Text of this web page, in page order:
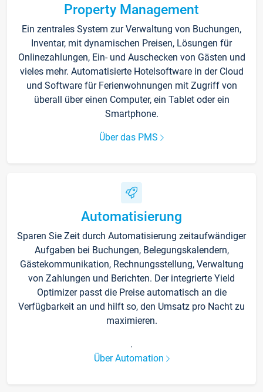
Property Management
Ein zentrales System zur Verwaltung von Buchungen,
Inventar, mit dynamischen Preisen, Lösungen für
Onlinezahlungen, Ein- und Auschecken von Gästen und
vieles mehr. Automatisierte Hotelsoftware in der Cloud
und Software für Ferienwohnungen mit Zugriff von
überall über einen Computer, ein Tablet oder ein
Smartphone.
Über das PMS
Automatisierung
Sparen Sie Zeit durch Automatisierung zeitaufwändiger
Aufgaben bei Buchungen, Belegungskalendern,
Gästekommunikation, Rechnungsstellung, Verwaltung
von Zahlungen und Berichten. Der integrierte Yield
Optimizer passt die Preise automatisch an die
Verfügbarkeit an und hilft so, den Umsatz pro Nacht zu
maximieren.
.
Über Automation